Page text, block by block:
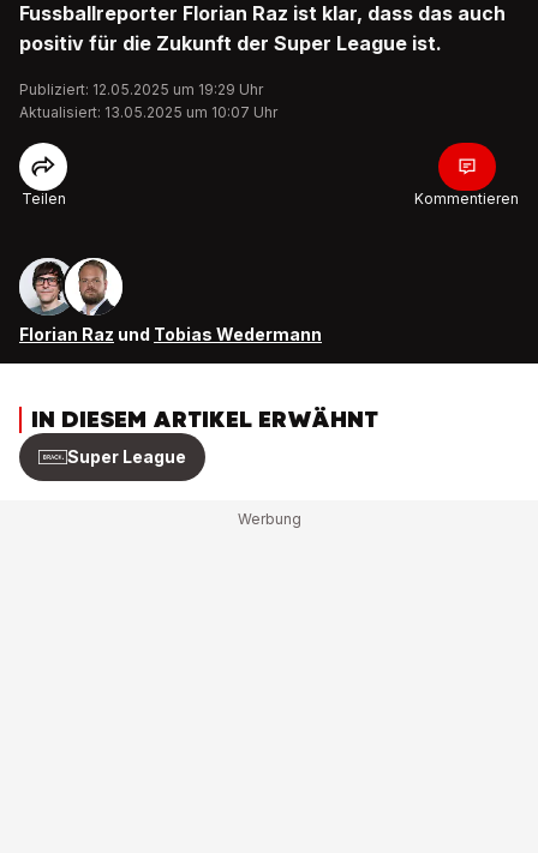
Fussballreporter Florian Raz ist klar, dass das auch
positiv für die Zukunft der Super League ist.
Publiziert: 12.05.2025 um 19:29 Uhr
Aktualisiert: 13.05.2025 um 10:07 Uhr
Teilen Kommentieren
Florian Raz und Tobias Wedermann
IN DIESEM ARTIKEL ERWÄHNT
Super League